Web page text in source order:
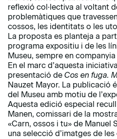
reflexió col·lectiva al voltant
problemàtiques que
cossos, les identitats o les
La proposta es planteja a
programa expositiu i de les
Museu, sempre en
En el marc d’aquesta
presentació de Cos en fuga.
Nauzet Mayor. La publicació
del Museu amb motiu de
Aquesta edició especial
Manen, comissari de la
«Carn, ossos i tu» de Manuel
una selecció d’imatges de les